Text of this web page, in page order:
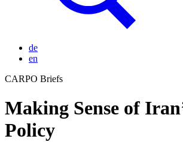
de
en
CARPO Briefs
Making Sense of
Policy